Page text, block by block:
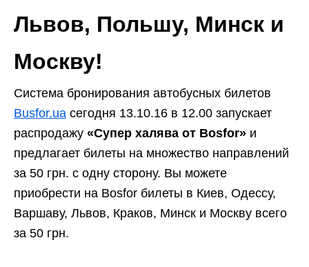
Львов, Польшу, Минск и
Москву!
Система бронирования автобусных билетов
Busfor.ua сегодня 13.10.16 в 12.00 запускает
распродажу «Супер халява от Bosfor» и
предлагает билеты на множество направлений
за 50 грн. с одну сторону. Вы можете
приобрести на Bosfor билеты в Киев, Одессу,
Варшаву, Львов, Краков, Минск и Москву всего
за 50 грн.